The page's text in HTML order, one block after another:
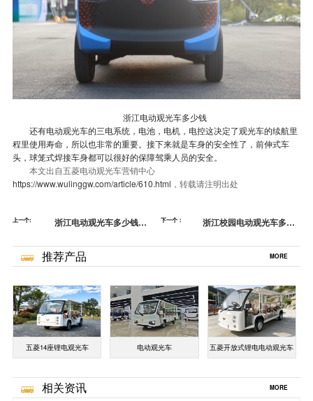
浙江电动观光车多少钱
还有电动观光车的三电系统，电池，电机，电控这决定了观光车的续航里
程里使用寿命， 所以也非常的重要。接下来就是车身的安全性了，前伸式车
头，球笼式焊接车身都可以很好的保障驾乘人员的安全。
本文出自五菱电动观光车营销中心
https://www.wulinggw.com/article/610.html ，转载请注明出处
上一个:
浙江电动观光车多少钱？-
下一个：
浙江校园电动观光车多少
推荐产品 MORE
五菱14座锂电观光车 电动观光车 五菱开放式锂电电动观光车
相关资讯 MORE